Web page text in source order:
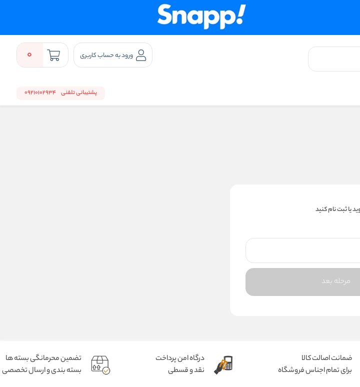
ورود به حساب کاربری 0
پشتیبانی تلفنی 09210102934
یا ثبت نام کنید
مرحله بعد
ضمانت اصالت کالا
برای تمام اجناس فروشگاه
درگاه امن پرداخت
نقد و قسطی
تضمین محرمانگی بسته ها
بسته بندی و ارسال تخصصی